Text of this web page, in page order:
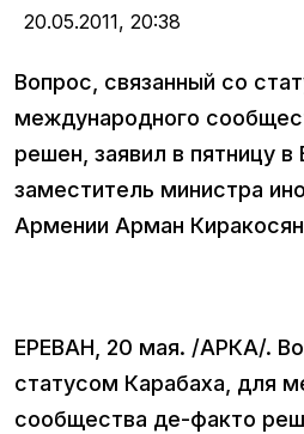
20.05.2011, 20:38
Вопрос, связанный со
международного
решен, заявил в пятницу в
заместитель министра
Армении Арман
ЕРЕВАН, 20 мая. /АРКА/.
статусом Карабаха, для
сообщества де-факто